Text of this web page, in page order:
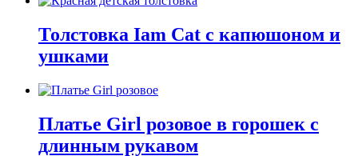
Толстовка Iam Cat с капюшоном и
ушками
Платье Girl розовое в горошек с
длинным рукавом